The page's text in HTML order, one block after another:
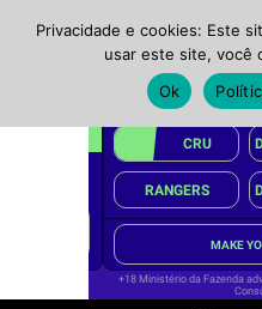
Privacidade e cookies: Este
usar este site, você
Ok